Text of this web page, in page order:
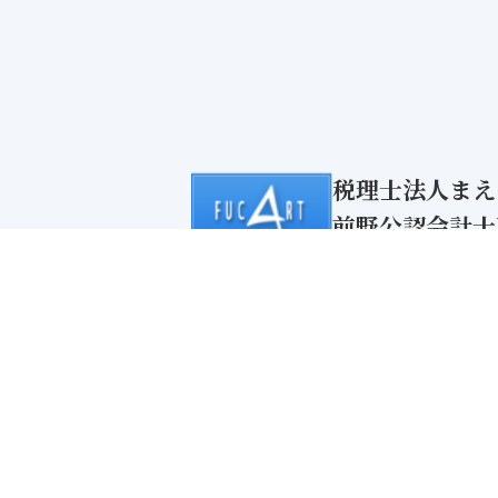
税理士法人ま
前野公認会計